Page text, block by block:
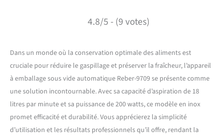
4.8/5 - (9 votes)
Dans un monde où la conservation optimale des aliments est
cruciale pour réduire le gaspillage et préserver la fraîcheur, l’appareil
à emballage sous vide automatique Reber-9709 se présente comme
une solution incontournable. Avec sa capacité d’aspiration de 18
litres par minute et sa puissance de 200 watts, ce modèle en inox
promet efficacité et durabilité. Vous apprécierez la simplicité
d’utilisation et les résultats professionnels qu’il offre, rendant la